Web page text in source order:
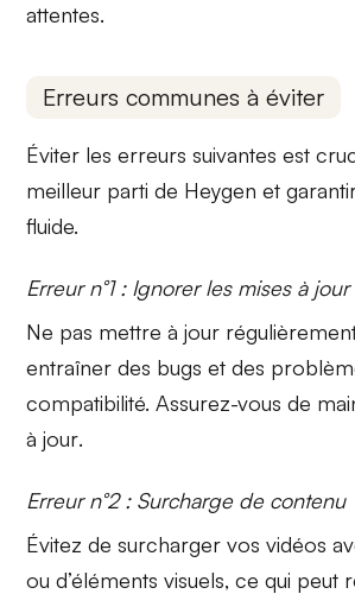
attentes.
Erreurs communes à éviter
Éviter les erreurs suivantes est
meilleur parti de Heygen et
fluide.
Erreur n°1 : Ignorer les mises à jour
Ne pas mettre à jour
entraîner des bugs et des
compatibilité. Assurez-vous de
à jour.
Erreur n°2 : Surcharge de contenu
Évitez de surcharger vos vidéos
ou d’éléments visuels, ce qui peut